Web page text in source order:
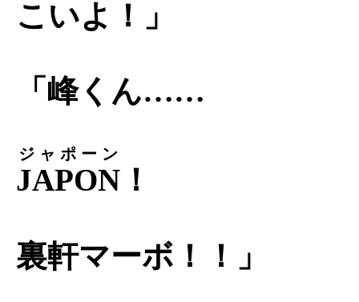
こいよ！」
「峰くん……
JAPON
ジャポーン
！
裏軒マーボ！！」